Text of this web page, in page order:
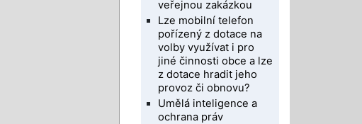
veřejnou zakázkou
Lze mobilní telefon
pořízený z dotace na
volby využívat i pro
jiné činnosti obce a lze
z dotace hradit jeho
provoz či obnovu?
Umělá inteligence a
ochrana práv